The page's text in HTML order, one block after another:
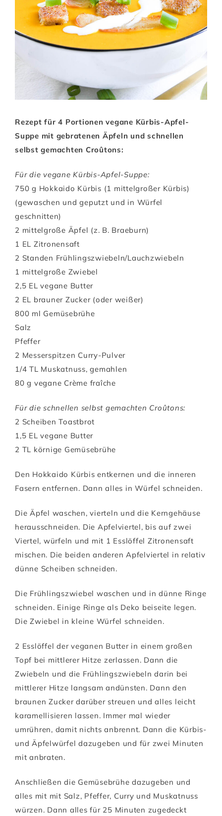
Rezept für 4 Portionen vegane Kürbis-Apfel-
Suppe mit gebratenen Äpfeln und schnellen
selbst gemachten Croûtons:
Für die vegane Kürbis-Apfel-Suppe:
750 g Hokkaido Kürbis (1 mittelgroßer Kürbis)
(gewaschen und geputzt und in Würfel
geschnitten)
2 mittelgroße Äpfel (z. B. Braeburn)
1 EL Zitronensaft
2 Standen Frühlingszwiebeln/Lauchzwiebeln
1 mittelgroße Zwiebel
2,5 EL vegane Butter
2 EL brauner Zucker (oder weißer)
800 ml Gemüsebrühe
Salz
Pfeffer
2 Messerspitzen Curry-Pulver
1/4 TL Muskatnuss, gemahlen
80 g vegane Crème fraîche
Für die schnellen selbst gemachten Croûtons:
2 Scheiben Toastbrot
1,5 EL vegane Butter
2 TL körnige Gemüsebrühe
Den Hokkaido Kürbis entkernen und die inneren
Fasern entfernen. Dann alles in Würfel schneiden.
Die Äpfel waschen, vierteln und die Kerngehäuse
herausschneiden. Die Apfelviertel, bis auf zwei
Viertel, würfeln und mit 1 Esslöffel Zitronensaft
mischen. Die beiden anderen Apfelviertel in relativ
dünne Scheiben schneiden.
Die Frühlingszwiebel waschen und in dünne Ringe
schneiden. Einige Ringe als Deko beiseite legen.
Die Zwiebel in kleine Würfel schneiden.
2 Esslöffel der veganen Butter in einem großen
Topf bei mittlerer Hitze zerlassen. Dann die
Zwiebeln und die Frühlingszwiebeln darin bei
mittlerer Hitze langsam andünsten. Dann den
braunen Zucker darüber streuen und alles leicht
karamellisieren lassen. Immer mal wieder
umrühren, damit nichts anbrennt. Dann die Kürbis-
und Äpfelwürfel dazugeben und für zwei Minuten
mit anbraten.
Anschließen die Gemüsebrühe dazugeben und
alles mit mit Salz, Pfeffer, Curry und Muskatnuss
würzen. Dann alles für 25 Minuten zugedeckt